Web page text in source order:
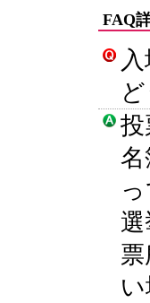
FAQ
投